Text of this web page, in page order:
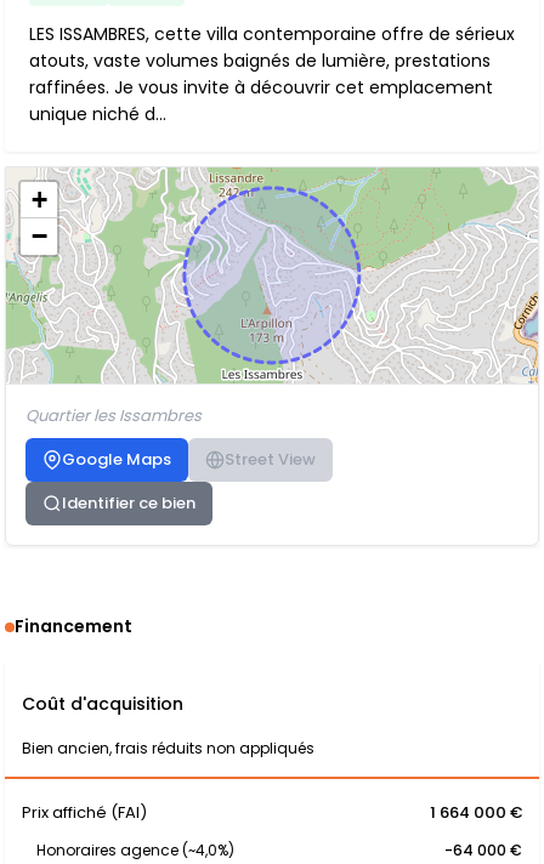
LES ISSAMBRES, cette villa contemporaine offre de sérieux
atouts, vaste volumes baignés de lumière, prestations
raffinées. Je vous invite à découvrir cet emplacement
unique niché d...
+
−
Quartier les Issambres
Google Maps
Street View
Identifier ce bien
Financement
Coût d'acquisition
Bien ancien, frais réduits non appliqués
Prix affiché (FAI) 1 664 000 €
Honoraires agence (~4,0%)
-64 000 €